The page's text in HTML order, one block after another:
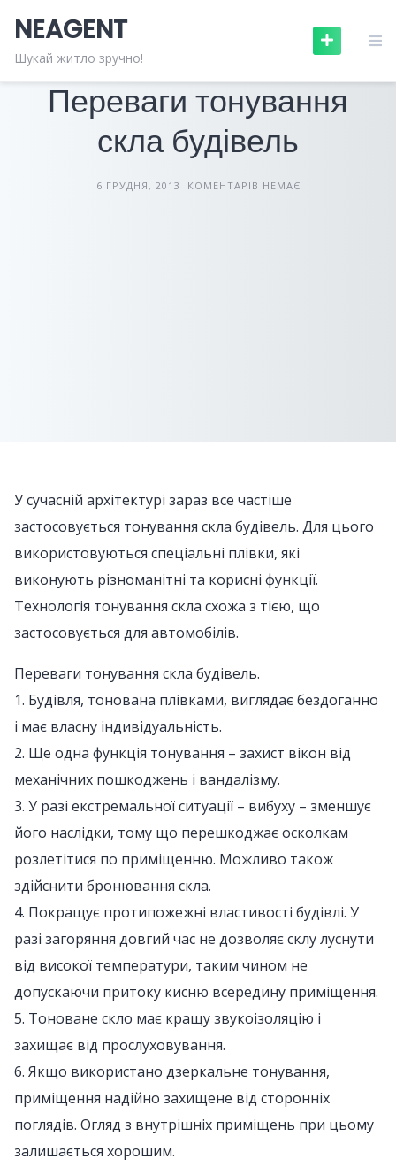
content
NEAGENT
Шукай житло зручно!БУДІВЕЛЬНІ МАТЕРІАЛИ
Переваги тонування
скла будівель
6 ГРУДНЯ, 2013 КОМЕНТАРІВ НЕМАЄ
У сучасній архітектурі зараз все частіше
застосовується тонування скла будівель. Для цього
використовуються спеціальні плівки, які
виконують різноманітні та корисні функції.
Технологія тонування скла схожа з тією, що
застосовується для автомобілів.
Переваги тонування скла будівель.
1. Будівля, тонована плівками, виглядає бездоганно
і має власну індивідуальність.
2. Ще одна функція тонування – захист вікон від
механічних пошкоджень і вандалізму.
3. У разі екстремальної ситуації – вибуху – зменшує
його наслідки, тому що перешкоджає осколкам
розлетітися по приміщенню. Можливо також
здійснити бронювання скла.
4. Покращує протипожежні властивості будівлі. У
разі загоряння довгий час не дозволяє склу луснути
від високої температури, таким чином не
допускаючи притоку кисню всередину приміщення.
5. Тоноване скло має кращу звукоізоляцію і
захищає від прослуховування.
6. Якщо використано дзеркальне тонування,
приміщення надійно захищене від сторонніх
поглядів. Огляд з внутрішніх приміщень при цьому
залишається хорошим.